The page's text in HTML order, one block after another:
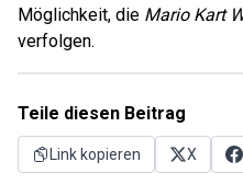
Möglichkeit, die Mario Kart
verfolgen.
Teile diesen Beitrag
Link kopieren X